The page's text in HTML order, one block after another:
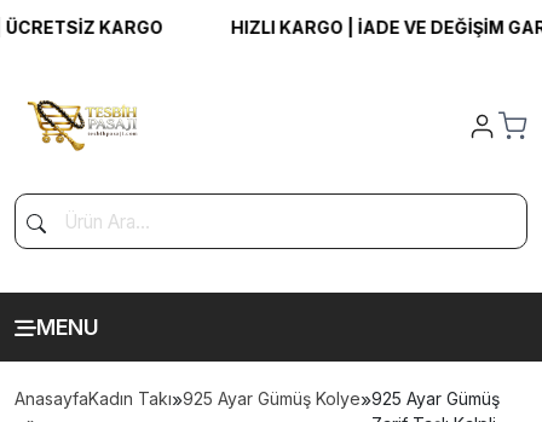
KARGO HIZLI KARGO | İADE VE DEĞİŞİM
MENU
AnasayfaKadın Takı»925 Ayar Gümüş Kolye»925 Ayar Gümüş